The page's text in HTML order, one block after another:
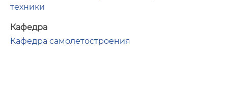
техники
Кафедра
Кафедра самолетостроения